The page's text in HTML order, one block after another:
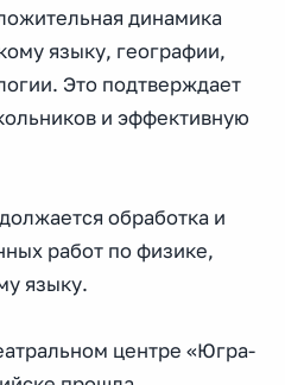
динамика
языку, географии,
Это подтверждает
и эффективную
обработка и
работ по физике,
языку.
центре «Югра-